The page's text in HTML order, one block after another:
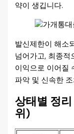
약이 생깁니다.
발신제한이 해소
넘어가고, 최종적
이익으로 이어질
파악 및 신속한
상태별 정
위)